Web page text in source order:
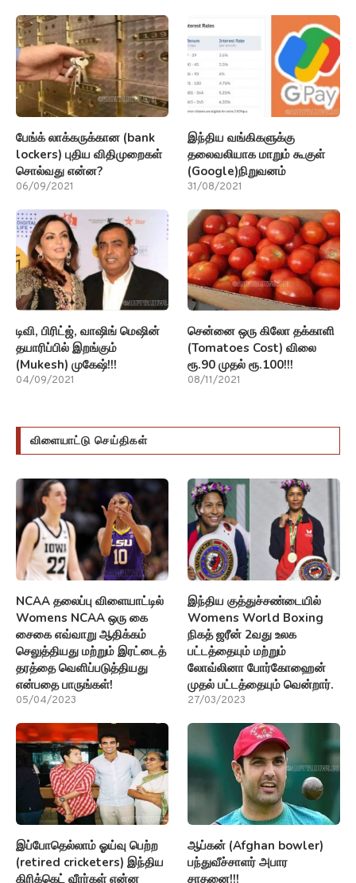
பேங்க் லாக்கருக்கான (bank
lockers) புதிய விதிமுறைகள்
சொல்வது என்ன?
06/09/2021
இந்திய வங்கிகளுக்கு
தலைவலியாக மாறும் கூகுள்
(Google)நிறுவனம்
31/08/2021
டிவி, பிரிட்ஜ், வாஷிங் மெஷின்
தயாரிப்பில் இறங்கும்
(Mukesh) முகேஷ்!!!
04/09/2021
சென்னை ஒரு கிலோ தக்காளி
(Tomatoes Cost) விலை
ரூ.90 முதல் ரூ.100!!!
08/11/2021
விளையாட்டு செய்திகள்
NCAA தலைப்பு விளையாட்டில்
Womens NCAA ஒரு கை
சைகை எவ்வாறு ஆதிக்கம்
செலுத்தியது மற்றும் இரட்டைத்
தரத்தை வெளிப்படுத்தியது
என்பதை பாருங்கள்!
05/04/2023
இந்திய குத்துச்சண்டையில்
Womens World Boxing
நிகத் ஜரீன் 2வது உலக
பட்டத்தையும் மற்றும்
லோவ்லினா போர்கோஹைன்
முதல் பட்டத்தையும் வென்றார்.
27/03/2023
இப்போதெல்லாம் ஓய்வு பெற்ற
(retired cricketers) இந்திய
கிரிக்கெட் வீரர்கள் என்ன
ஆப்கன் (Afghan bowler)
பந்துவீச்சாளர் அபார
சாதனை!!!